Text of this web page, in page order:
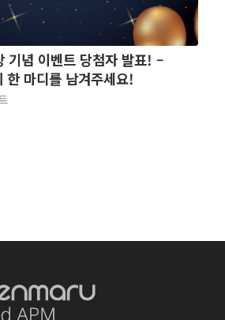
념 이벤트 당첨자 발표! –
한 마디를 남겨주세요!